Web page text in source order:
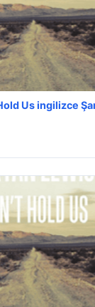
Us ingilizce